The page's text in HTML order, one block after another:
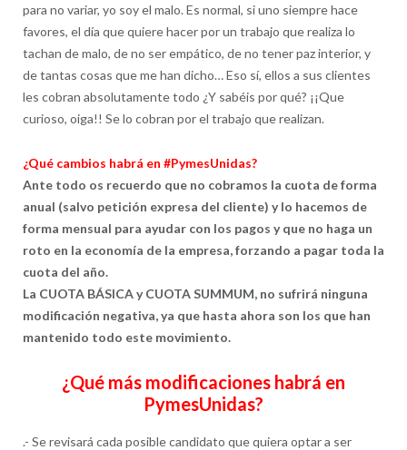
para no variar, yo soy el malo. Es normal, si uno siempre hace
favores, el día que quiere hacer por un trabajo que realiza lo
tachan de malo, de no ser empático, de no tener paz interior, y
de tantas cosas que me han dicho… Eso sí, ellos a sus clientes
les cobran absolutamente todo ¿Y sabéis por qué? ¡¡Que
curioso, oiga!! Se lo cobran por el trabajo que realizan.
¿Qué cambios habrá en #PymesUnidas?
Ante todo os recuerdo que no cobramos la cuota de forma
anual (salvo petición expresa del cliente) y lo hacemos de
forma mensual para ayudar con los pagos y que no haga un
roto en la economía de la empresa, forzando a pagar toda la
cuota del año.
La CUOTA BÁSICA y CUOTA SUMMUM, no sufrirá ninguna
modificación negativa, ya que hasta ahora son los que han
mantenido todo este movimiento.
¿Qué más modificaciones habrá en
PymesUnidas?
.- Se revisará cada posible candidato que quiera optar a ser